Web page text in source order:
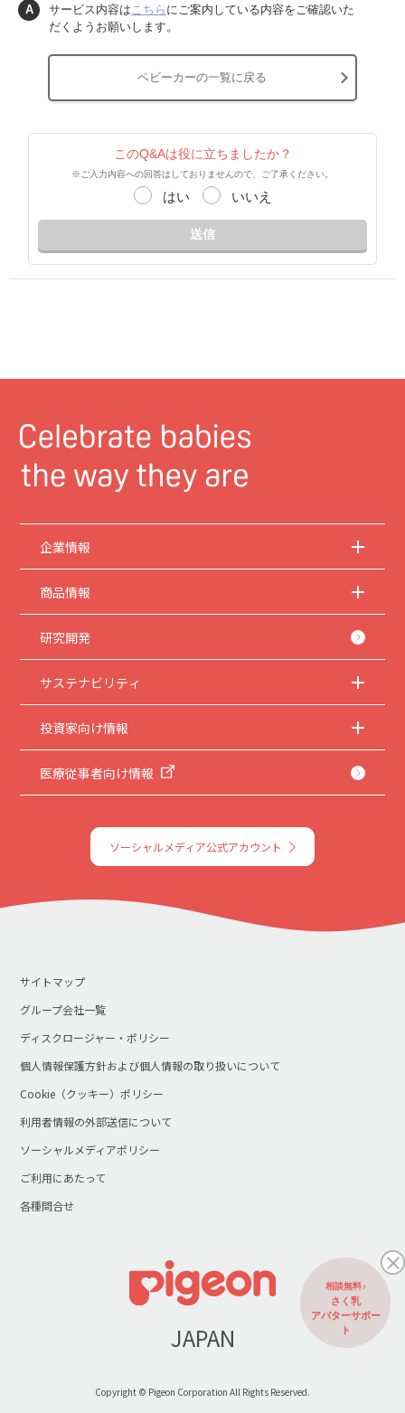
A サービス内容はこちら にご案内している内容をご確認いた
だくようお願いします。
ベビーカーの一覧に戻る
このQ&Aは役に立ちましたか？
※ご入力内容への回答はしておりませんので、ご了承ください。
はい いいえ
送信
企業情報
商品情報
研究開発
サステナビリティ
投資家向け情報
医療従事者向け情報
ソーシャルメディア公式アカウント
サイトマップ
グループ会社一覧
ディスクロージャー・ポリシー
個人情報保護方針および個人情報の取り扱いについて
Cookie（クッキー）ポリシー
利用者情報の外部送信について
ソーシャルメディアポリシー
ご利用にあたって
各種問合せ
JAPAN
Copyright © Pigeon Corporation All Rights Reserved.
相談無料♪
さく乳
アバターサポー
ト